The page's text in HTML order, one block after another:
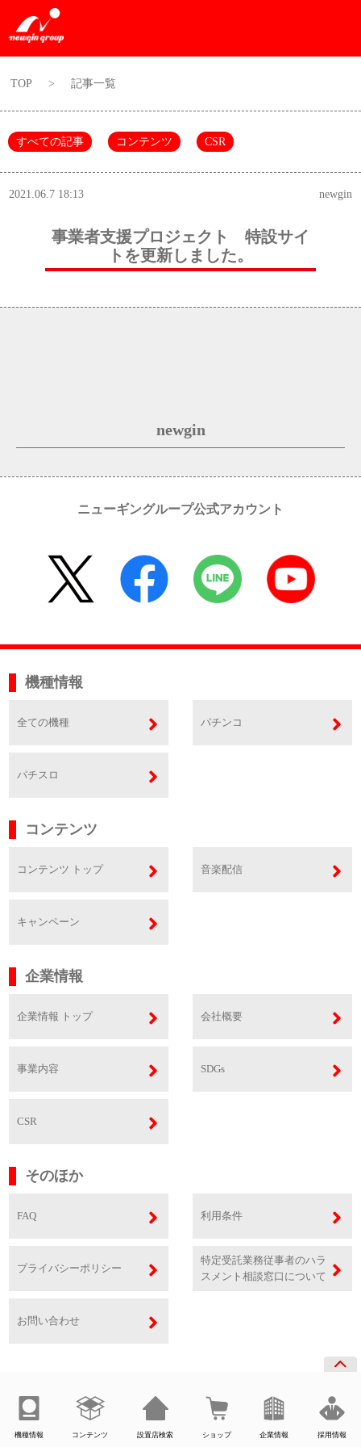
機種情報 コンテンツ 設置店検索 ショップ 企業情報 採用情報
TOP > 記事一覧
すべての記事 コンテンツ CSR
2021.06.7 18:13 newgin
事業者支援プロジェクト 特設サイ
トを更新しました。
newgin
ニューギングループ公式アカウント
機種情報
全ての機種 パチンコ
パチスロ
コンテンツ
コンテンツ トップ 音楽配信
キャンペーン
企業情報
企業情報 トップ 会社概要
事業内容 SDGs
CSR
そのほか
FAQ 利用条件
プライバシーポリシー
特定受託業務従事者のハラ
スメント相談窓口について
お問い合わせ